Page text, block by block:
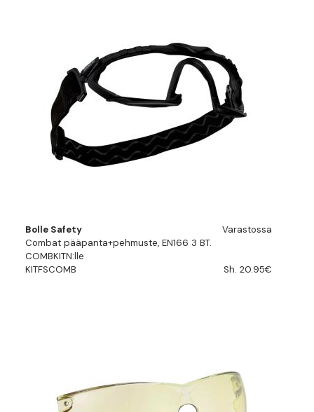
Bolle Safety
Varastossa
Combat pääpanta+pehmuste, EN166 3 BT.
COMBKITN:lle
KITFSCOMB
Sh. 20.95€